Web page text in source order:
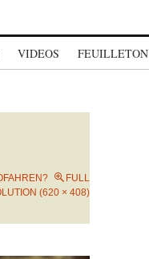
VIDEOS FEUILLETON
FULL
(620 × 408)